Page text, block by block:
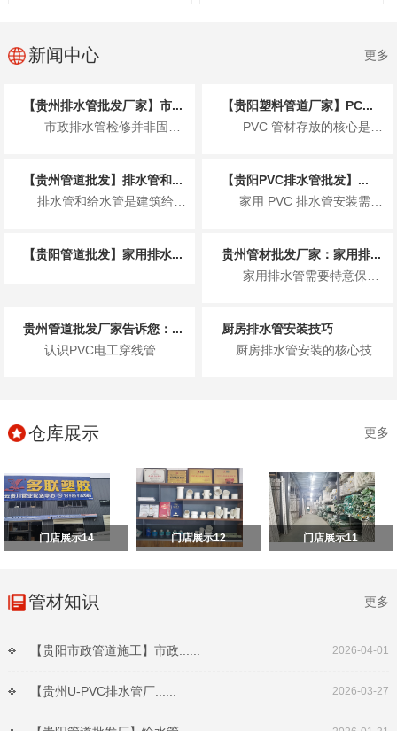
新闻中心 更多
【贵州排水管批发厂家】市...
市政排水管检修并非固定周期，而是按日常巡查、定期检测、专项清淤、全面大修分级执...
【贵阳塑料管道厂家】PC...
PVC 管材存放的核心是控温避光、防潮通风、规范堆放、远离污染、先进先出，防止...
【贵州管道批发】排水管和...
排水管和给水管是建筑给排水系统的核心管材，二者因服务场景、介质特性不同，在用途上有着明确且严...
【贵阳PVC排水管批发】...
家用 PVC 排水管安装需遵循 规范操作、防漏防堵、适配环境 三大核心原则，核心...
【贵阳管道批发】家用排水...
贵州管材批发厂家：家用排...
家用排水管需要特意保养，适当的保养可以延长排水管的使用寿命，保持排水顺畅，避免...
贵州管道批发厂家告诉您：...
认识PVC电工穿线管 首先，咱们得了...
厨房排水管安装技巧
厨房排水管安装的核心技巧包括：进行排水检查、进行管路分析、准确弹线定位、合理安装施工以及安装...
仓库展示 更多
门店展示14 门店展示12 门店展示11
管材知识 更多
【贵阳市政管道施工】市政...... 2026-04-01
【贵州U-PVC排水管厂...... 2026-03-27